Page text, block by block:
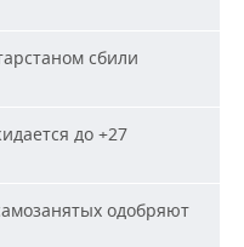
сбили
до +27
одобряют